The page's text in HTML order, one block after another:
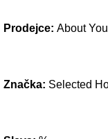
Prodejce: About
Značka: Selected